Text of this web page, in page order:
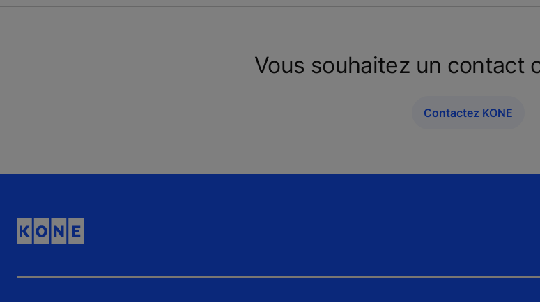
Vous souhaitez un contact
Contactez KONE